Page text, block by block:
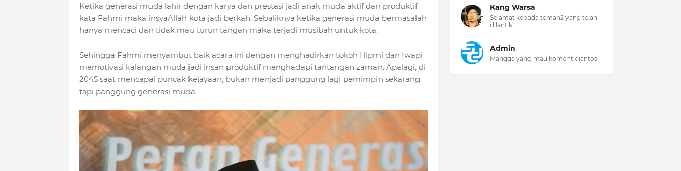
Ketika generasi muda lahir dengan karya dan prestasi jadi anak muda aktif dan produktif
kata Fahmi maka insyaAllah kota jadi berkah. Sebaliknya ketika generasi muda bermasalah
hanya mencaci dan tidak mau turun tangan maka terjadi musibah untuk kota.
Sehingga Fahmi menyambut baik acara ini dengan menghadirkan tokoh Hipmi dan Iwapi
memotivasi kalangan muda jadi insan produktif menghadapi tantangan zaman. Apalagi, di
2045 saat mencapai puncak kejayaan, bukan menjadi panggung lagi pemimpin sekarang
tapi panggung generasi muda.
Kang Warsa
Selamat kepada teman2 yang telah
dilantik
Admin
Mangga yang mau koment diantos